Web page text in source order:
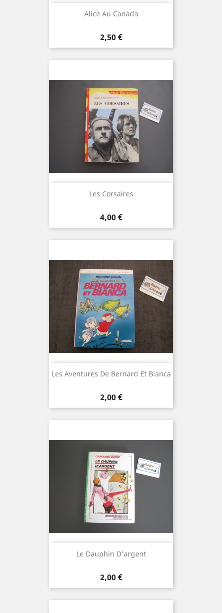
Alice Au Canada
Prix
2,50 €
Les Corsaires
Prix
4,00 €
Les Aventures De Bernard Et Bianca
Prix
2,00 €
Le Dauphin D'argent
Prix
2,00 €